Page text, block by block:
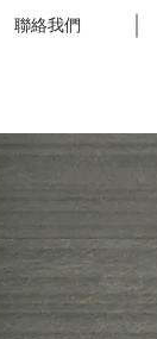
聯絡我們